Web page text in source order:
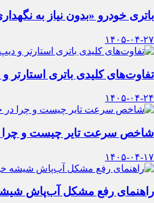
باتری خودرو «بدون نیاز به
۱۴۰۵-۰۴-۲۷
تفاوت‌های کلیدی باتری استارتر
۱۴۰۵-۰۴-۲۴
شاخص سرعت تایر چیست و چرا
۱۴۰۵-۰۴-۱۷
راهنمای رفع مشکل آب‌پاش